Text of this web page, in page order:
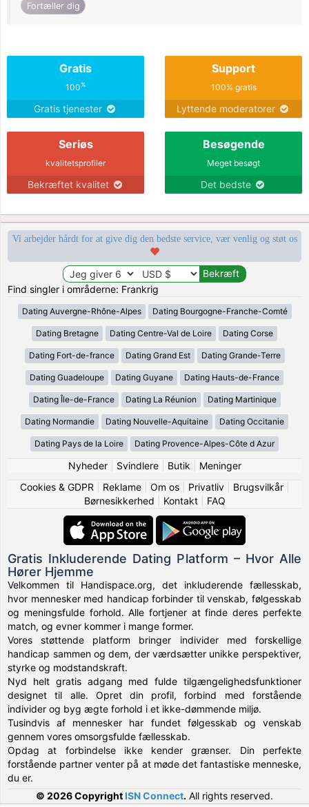
Fortæller dig
Gratis
100%
Gratis tjenester
Support
100% gratis
Lyttende moderatorer
Seriøs
kvalitetsprofiler
Bekræftet kvalitet
Besøgende
Meget besøgt
Det bedste
Vi arbejder hårdt for at give dig den bedste service, vær venlig og støt os
Find singler i områderne: Frankrig
Dating Auvergne-Rhône-Alpes Dating Bourgogne-Franche-Comté
Dating Bretagne Dating Centre-Val de Loire Dating Corse
Dating Fort-de-france Dating Grand Est Dating Grande-Terre
Dating Guadeloupe Dating Guyane Dating Hauts-de-France
Dating Île-de-France Dating La Réunion Dating Martinique
Dating Normandie Dating Nouvelle-Aquitaine Dating Occitanie
Dating Pays de la Loire Dating Provence-Alpes-Côte d Azur
Nyheder| Svindlere| Butik
Meninger
Cookies & GDPR
Reklame| Om os| Privatliv| Brugsvilkår|
Børnesikkerhed
Kontakt| FAQ
Gratis Inkluderende Dating Platform – Hvor Alle
Hører Hjemme
Velkommen til Handispace.org, det inkluderende fællesskab,
hvor mennesker med handicap forbinder til venskab, følgesskab
og meningsfulde forhold. Alle fortjener at finde deres perfekte
match, og evner kommer i mange former.
Vores støttende platform bringer individer med forskellige
handicap sammen og dem, der værdsætter unikke perspektiver,
styrke og modstandskraft.
Nyd helt gratis adgang med fulde tilgængelighedsfunktioner
designet til alle. Opret din profil, forbind med forstående
individer og byg ægte forhold i et ikke-dømmende miljø.
Tusindvis af mennesker har fundet følgesskab og venskab
gennem vores omsorgsfulde fællesskab.
Opdag at forbindelse ikke kender grænser. Din perfekte
forstående partner venter på at møde det fantastiske menneske,
du er.
© 2026 Copyright ISN Connect. All rights reserved.